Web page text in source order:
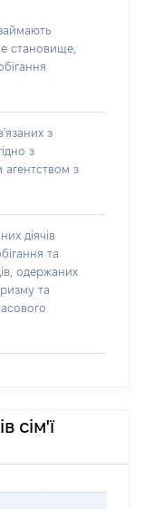
становище,
з
з
агентством з
діячів
та
одержаних
та
сім'ї